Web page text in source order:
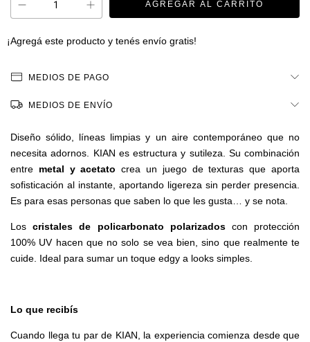
¡Agregá este producto y tenés envío gratis!
MEDIOS DE PAGO
MEDIOS DE ENVÍO
Diseño sólido, líneas limpias y un aire contemporáneo que no
necesita adornos. KIAN es estructura y sutileza. Su combinación
entre metal y acetato crea un juego de texturas que aporta
sofisticación al instante, aportando ligereza sin perder presencia.
Es para esas personas que saben lo que les gusta… y se nota.
Loscristales de policarbonato polarizadoscon protección
100% UV hacen que no solo se vea bien, sino que realmente te
cuide. Ideal para sumar un toque edgy a looks simples.
Lo que recibís
Cuando llega tu par de KIAN, la experiencia comienza desde que